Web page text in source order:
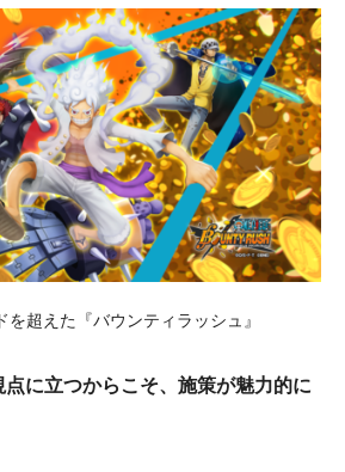
超えた『バウンティラッシュ』
に立つからこそ、施策が魅力的に